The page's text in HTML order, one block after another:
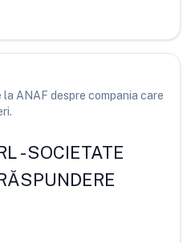
ANAF despre compania care
-SOCIETATE